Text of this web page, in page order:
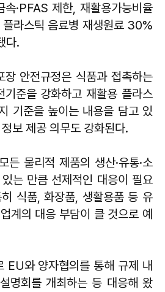
속·PFAS 제한, 재활용가능비율
라스틱 음료병 재생원료 30%
다.
장 안전규정은 식품과 접촉하는
기준을 강화하고 재활용 플라스
기준을 높이는 내용을 담고 있
보 제공 의무도 강화된다.
든 물리적 제품의 생산·유통·소
는 만큼 선제적인 대응이 필요
식품, 화장품, 생활용품 등 유
계의 대응 부담이 클 것으로 예
EU와 양자협의를 통해 규제 내
명회를 개최하는 등 대응해 왔